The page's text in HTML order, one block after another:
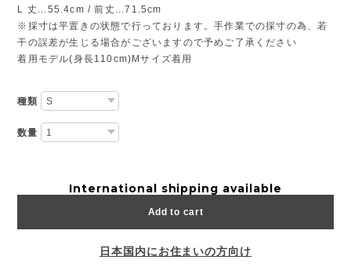
L 丈...55.4cm / 前丈...71.5cm
※採寸は平置きの状態で行っております。手作業での採寸の為、若
干の誤差が生じる場合がございますので予めご了承ください
着用モデル(身長110cm)Mサイズ着用
種類
数量
International shipping available
Add to cart
日本国内にお住まいの方向け